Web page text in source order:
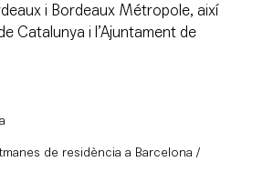
i Bordeaux Métropole, així
Catalunya i l’Ajuntament de
de residència a Barcelona /